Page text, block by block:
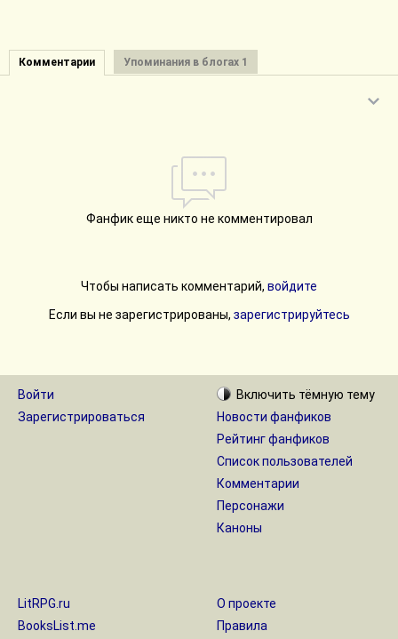
Комментарии Упоминания в блогах 1
Фанфик еще никто не комментировал
Чтобы написать комментарий, войдите
Если вы не зарегистрированы, зарегистрируйтесь
Войти
Зарегистрироваться
Включить тёмную тему
Новости фанфиков
Рейтинг фанфиков
Список пользователей
Комментарии
Персонажи
Каноны
LitRPG.ru
BooksList.me
О проекте
Правила